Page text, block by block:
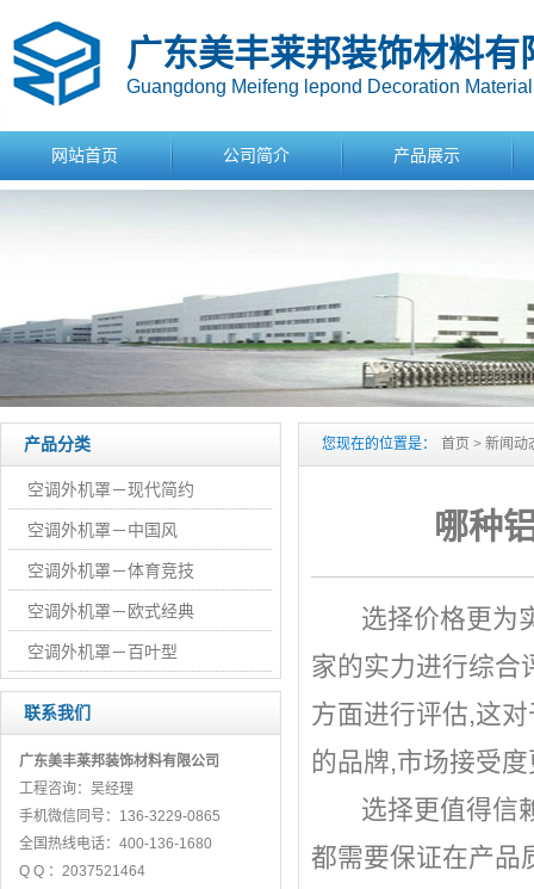
广东美丰莱邦装饰材料有
Guangdong Meifeng lepond Decoration
网站首页 公司简介 产品展示
产品分类
空调外机罩－现代简约
空调外机罩－中国风
空调外机罩－体育竞技
空调外机罩－欧式经典
空调外机罩－百叶型
联系我们
广东美丰莱邦装饰材料有限公司
工程咨询：吴经理
手机微信同号：136-3229-0865
全国热线电话：400-136-1680
Q Q ： 2037521464
您现在的位置是： 首页 > 新闻动
哪种
选择价格更为
家的实力进行综合
方面进行评估,这
的品牌,市场接受
选择更值得信
都需要保证在产品